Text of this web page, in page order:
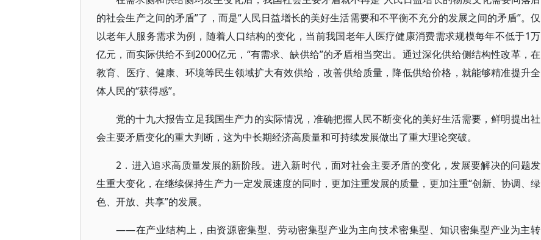
的社会生产之间的矛盾”了，而是“人民日益增长的美好生活需要和不平衡不充分的发展之间的矛盾”。仅
以老年人服务需求为例，随着人口结构的变化，当前我国老年人医疗健康消费需求规模每年不低于1万
亿元，而实际供给不到2000亿元，“有需求、缺供给”的矛盾相当突出。通过深化供给侧结构性改革，在
教育、医疗、健康、环境等民生领域扩大有效供给，改善供给质量，降低供给价格，就能够精准提升全
体人民的“获得感”。
党的十九大报告立足我国生产力的实际情况，准确把握人民不断变化的美好生活需要，鲜明提出社
会主要矛盾变化的重大判断，这为中长期经济高质量和可持续发展做出了重大理论突破。
2．进入追求高质量发展的新阶段。进入新时代，面对社会主要矛盾的变化，发展要解决的问题发
生重大变化，在继续保持生产力一定发展速度的同时，更加注重发展的质量，更加注重“创新、协调、绿
色、开放、共享”的发展。
——在产业结构上，由资源密集型、劳动密集型产业为主向技术密集型、知识密集型产业为主转